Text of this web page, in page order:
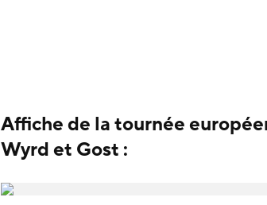
Affiche de la tournée
Wyrd et Gost :